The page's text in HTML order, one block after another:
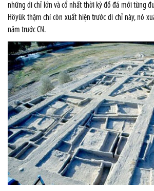
những di chỉ lớn và cổ nhất thời kỳ đồ đá mới từng
Höyük thậm chí còn xuất hiện trước di chỉ này, nó
năm trước CN.